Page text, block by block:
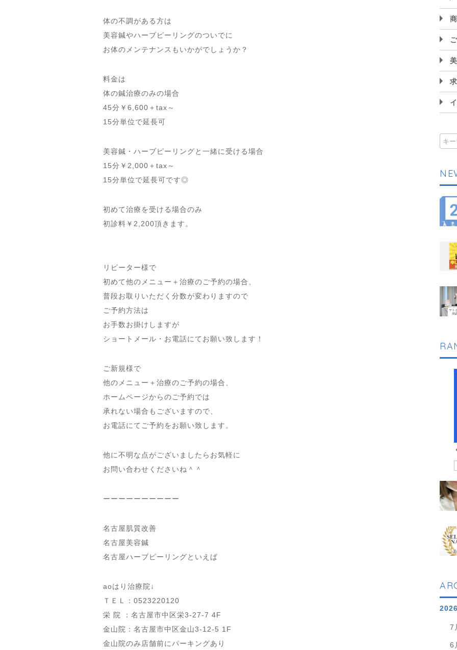
体の不調がある方は
美容鍼やハーブピーリングのついでに
お体のメンテナンスもいかがでしょうか？
料金は
体の鍼治療のみの場合
45分￥6,600＋tax～
15分単位で延長可
美容鍼・ハーブピーリングと一緒に受ける場合
15分￥2,000＋tax～
15分単位で延長可です◎
初めて治療を受ける場合のみ
初診料￥2,200頂きます。
リピーター様で
初めて他のメニュー＋治療のご予約の場合、
普段お取りいただく分数が変わりますので
ご予約方法は
お手数お掛けしますが
ショートメール・お電話にてお願い致します！
ご新規様で
他のメニュー＋治療のご予約の場合、
ホームページからのご予約では
承れない場合もございますので、
お電話にてご予約をお願い致します。
他に不明な点がございましたらお気軽に
お問い合わせくださいね＾＾
ーーーーーーーーーー
名古屋肌質改善
名古屋美容鍼
名古屋ハーブピーリングといえば
aoはり治療院↓
ＴＥＬ：0523220120
栄 院 ：名古屋市中区栄3-27-7 4F
金山院：名古屋市中区金山3-12-5 1F
金山院のみ店舗前にパーキングあり
2026
7
6